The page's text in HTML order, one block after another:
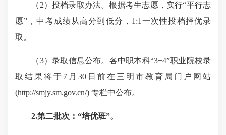
（2）投档录取办法。根据考生志愿，实行“平行志
愿”，中考成绩从高分到低分，1:1一次性投档择优录
取。
（3）录取信息公布。各中职本科“3+4”职业院校录
取结果将于7月30日前在三明市教育局门户网站
(http://smjy.sm.gov.cn/) 专栏中公布。
2.第二批次：“培优班”。